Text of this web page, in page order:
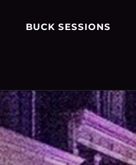
BUCK SESSIONS